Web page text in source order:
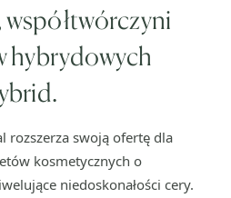
współtwórczyni
hybrydowych
rozszerza swoją ofertę dla
kosmetycznych o
niedoskonałości cery.